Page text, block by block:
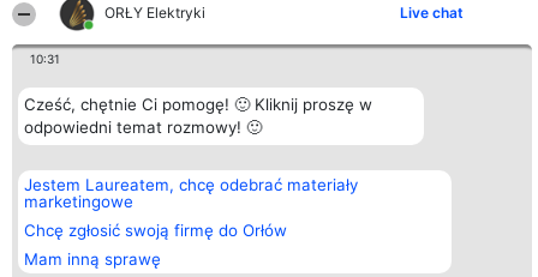
ORŁY Elektryki Live chat
10:31
Cześć, chętnie Ci pomogę! 🙂 Kliknij proszę w
odpowiedni temat rozmowy! 🙂
Jestem Laureatem, chcę odebrać materiały
marketingowe
Chcę zgłosić swoją firmę do Orłów
Mam inną sprawę
8
Organizator plebiscytu
Bright Side Solutions sp. z o.
o. sp. k.
Wrocław 50-079
KRS 0000749100 | Regon
381313360 | NIP 8943132676
+48 508 492 400
Plebiscyt
Laureaci
Lista
Laureatów
Zasady
Polityka
Kontakt